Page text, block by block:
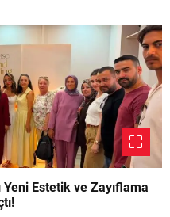
Yeni Estetik ve Zayıflama